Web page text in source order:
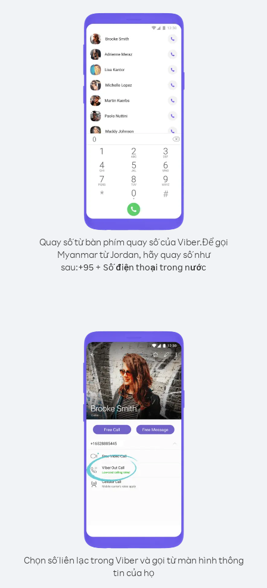
Quay số từ bàn phím quay số của Viber.Để gọi
Myanmar từ Jordan, hãy quay số như
sau:+95 + Số điện thoại trong nước
Chọn số liên lạc trong Viber và gọi từ màn hình thông
tin của họ